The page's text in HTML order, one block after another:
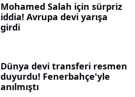
Mohamed Salah için sürpriz
iddia! Avrupa devi yarışa
girdi
Dünya devi transferi resmen
duyurdu! Fenerbahçe'yle
anılmıştı